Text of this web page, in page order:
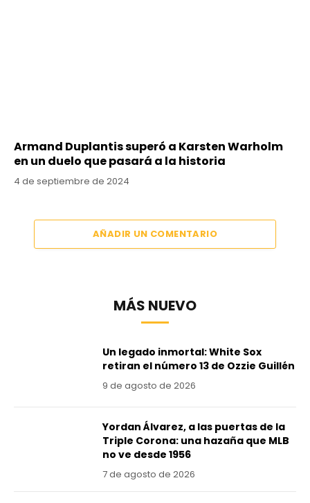
Armand Duplantis superó a Karsten Warholm
en un duelo que pasará a la historia
4 de septiembre de 2024
AÑADIR UN COMENTARIO
MÁS NUEVO
Un legado inmortal: White Sox
retiran el número 13 de Ozzie Guillén
9 de agosto de 2026
Yordan Álvarez, a las puertas de la
Triple Corona: una hazaña que MLB
no ve desde 1956
7 de agosto de 2026